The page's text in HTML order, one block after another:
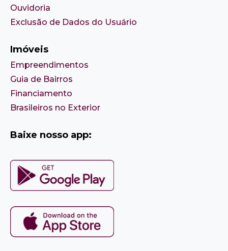
Ouvidoria
Exclusão de Dados do Usuário
Imóveis
Empreendimentos
Guia de Bairros
Financiamento
Brasileiros no Exterior
Baixe nosso app: